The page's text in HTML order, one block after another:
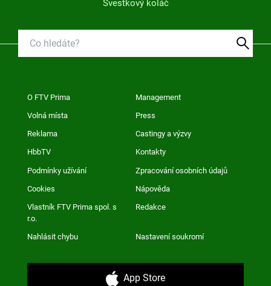
Švestkový koláč
O FTV Prima Management
Volná místa Press
Reklama Castingy a výzvy
HbbTV Kontakty
Podmínky užívání Zpracování osobních údajů
Cookies Nápověda
Vlastník FTV Prima spol. s
r.o.
Redakce
Nahlásit chybu Nastavení soukromí
App Store